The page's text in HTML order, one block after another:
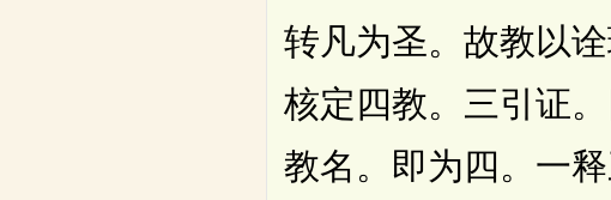
转凡为圣。故教以
核定四教。三引证
教名。即为四。一